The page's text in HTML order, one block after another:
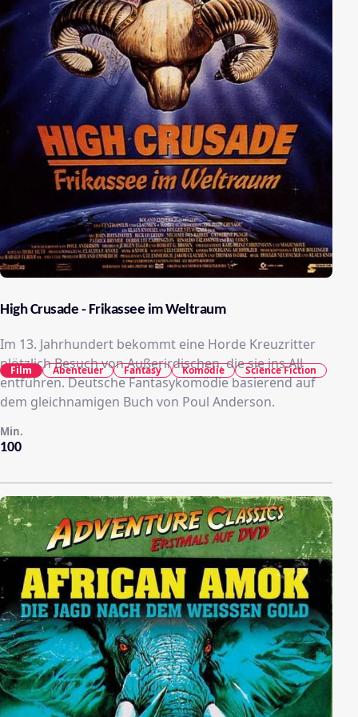
High Crusade - Frikassee im Weltraum
Im 13. Jahrhundert bekommt eine Horde Kreuzritter
plötzlich Besuch von Außerirdischen, die sie ins All
entführen. Deutsche Fantasykomödie basierend auf
dem gleichnamigen Buch von Poul Anderson.
100
Min.
Film Abenteuer Fantasy Komödie Science Fiction